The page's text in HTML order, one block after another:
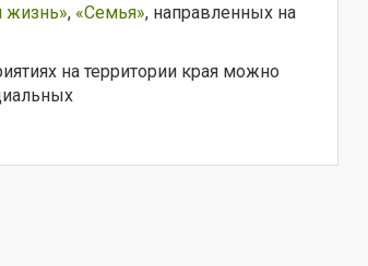
жизнь», «Семья», направленных на
на территории края можно